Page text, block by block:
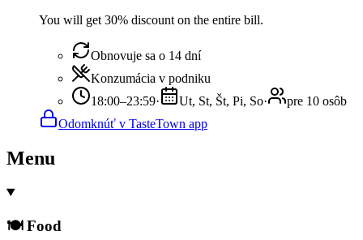
You will get 30% discount on the entire bill.
Obnovuje sa o 14 dní
Konzumácia v podniku
18:00–23:59· Ut, St, Št, Pi, So·
pre 10 osôb
Odomknúť v TasteTown app
Menu
🍽️ Food